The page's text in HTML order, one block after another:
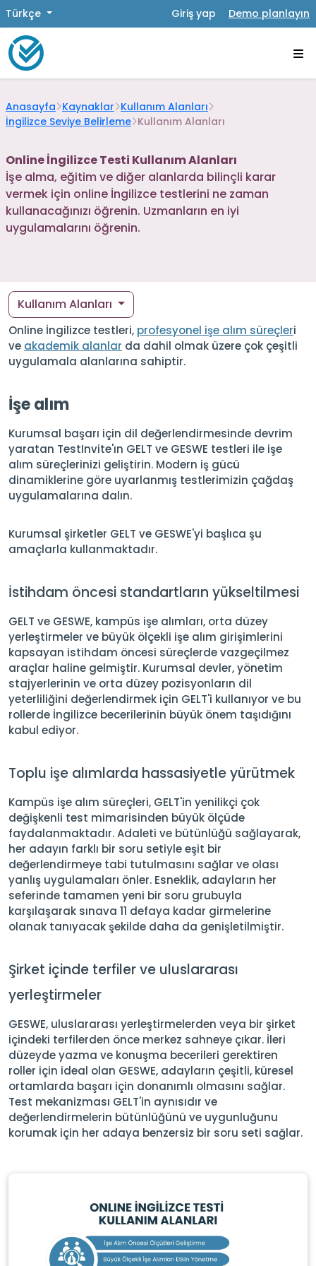
Türkçe Giriş yap Demo planlayın
Anasayfa Kaynaklar Kullanım Alanları
İngilizce Seviye Belirleme Kullanım Alanları
Online İngilizce Testi Kullanım Alanları
İşe alma, eğitim ve diğer alanlarda bilinçli karar
vermek için online İngilizce testlerini ne zaman
kullanacağınızı öğrenin. Uzmanların en iyi
uygulamalarını öğrenin.
Online İngilizce testleri, profesyonel işe alım süreçleri
ve akademik alanlar da dahil olmak üzere çok çeşitli
uygulamala alanlarına sahiptir.
İşe alım
Kurumsal başarı için dil değerlendirmesinde devrim
yaratan TestInvite'ın GELT ve GESWE testleri ile işe
alım süreçlerinizi geliştirin. Modern iş gücü
dinamiklerine göre uyarlanmış testlerimizin çağdaş
uygulamalarına dalın.
Kurumsal şirketler GELT ve GESWE'yi başlıca şu
amaçlarla kullanmaktadır.
İstihdam öncesi standartların yükseltilmesi
GELT ve GESWE, kampüs işe alımları, orta düzey
yerleştirmeler ve büyük ölçekli işe alım girişimlerini
kapsayan istihdam öncesi süreçlerde vazgeçilmez
araçlar haline gelmiştir. Kurumsal devler, yönetim
stajyerlerinin ve orta düzey pozisyonların dil
yeterliliğini değerlendirmek için GELT'i kullanıyor ve bu
rollerde İngilizce becerilerinin büyük önem taşıdığını
kabul ediyor.
Toplu işe alımlarda hassasiyetle yürütmek
Kampüs işe alım süreçleri, GELT'in yenilikçi çok
değişkenli test mimarisinden büyük ölçüde
faydalanmaktadır. Adaleti ve bütünlüğü sağlayarak,
her adayın farklı bir soru setiyle eşit bir
değerlendirmeye tabi tutulmasını sağlar ve olası
yanlış uygulamaları önler. Esneklik, adayların her
seferinde tamamen yeni bir soru grubuyla
karşılaşarak sınava 11 defaya kadar girmelerine
olanak tanıyacak şekilde daha da genişletilmiştir.
Şirket içinde terfiler ve uluslararası
yerleştirmeler
GESWE, uluslararası yerleştirmelerden veya bir şirket
içindeki terfilerden önce merkez sahneye çıkar. İleri
düzeyde yazma ve konuşma becerileri gerektiren
roller için ideal olan GESWE, adayların çeşitli, küresel
ortamlarda başarı için donanımlı olmasını sağlar.
Test mekanizması GELT'in aynısıdır ve
değerlendirmelerin bütünlüğünü ve uygunluğunu
korumak için her adaya benzersiz bir soru seti sağlar.
Kullanım Alanları